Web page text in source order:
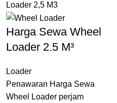
Harga Sewa Wheel
Loader 2.5 M³
Loader
Penawaran Harga Sewa
Wheel Loader perjam